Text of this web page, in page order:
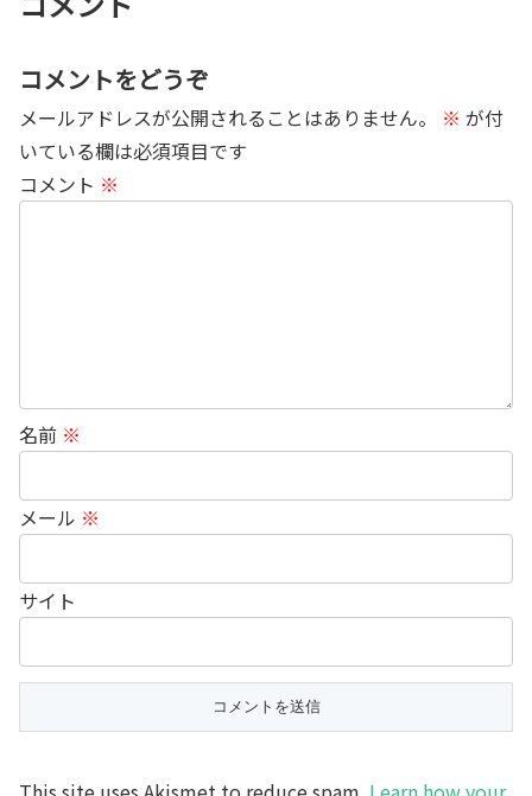
コメントをどうぞ
メールアドレスが公開されることはありません。 ※ が付
いている欄は必須項目です
コメント ※
名前 ※
メール ※
サイト